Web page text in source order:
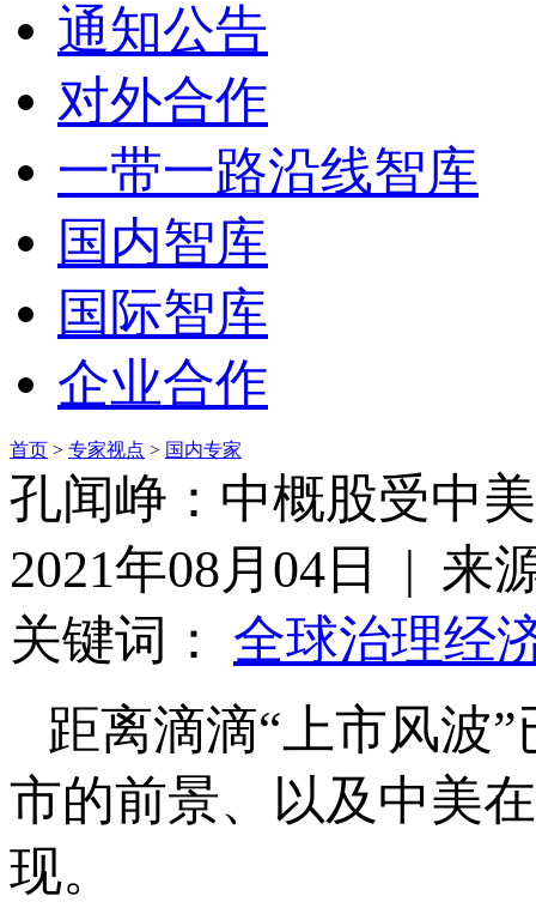
通知公告
对外合作
一带一路沿线智库
国内智库
国际智库
企业合作
首页 > 专家视点 > 国内专家
孔闻峥：中概股受中
2021年08月04日 | 来
关键词： 全球治理经
距离滴滴“上市风波
市的前景、以及中美
现。